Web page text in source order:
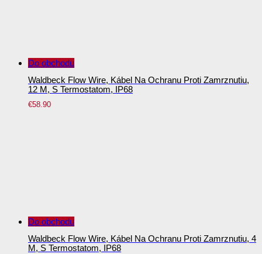
Do obchodu
Waldbeck Flow Wire, Kábel Na Ochranu Proti Zamrznutiu,
12 M, S Termostatom, IP68
€58.90
Do obchodu
Waldbeck Flow Wire, Kábel Na Ochranu Proti Zamrznutiu, 4
M, S Termostatom, IP68